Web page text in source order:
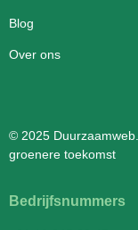
Blog
Over ons
© 2025
groenere toekomst
Bedrijfsnummers